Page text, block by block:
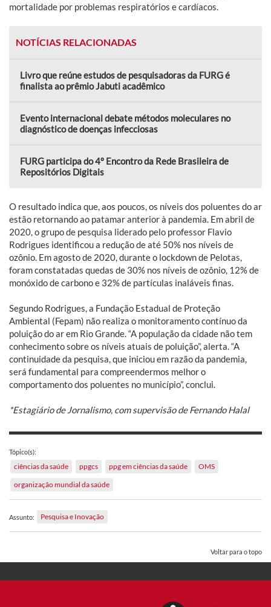
mortalidade por problemas respiratórios e cardíacos.
NOTÍCIAS RELACIONADAS
Livro que reúne estudos de pesquisadoras da FURG é
finalista ao prêmio Jabuti acadêmico
Evento internacional debate métodos moleculares no
diagnóstico de doenças infecciosas
FURG participa do 4º Encontro da Rede Brasileira de
Repositórios Digitais
O resultado indica que, aos poucos, os níveis dos poluentes do ar
estão retornando ao patamar anterior à pandemia. Em abril de
2020, o grupo de pesquisa liderado pelo professor Flavio
Rodrigues identificou a redução de até 50% nos níveis de
ozônio. Em agosto de 2020, durante o lockdown de Pelotas,
foram constatadas quedas de 30% nos níveis de ozônio, 12% de
monóxido de carbono e 32% de partículas inaláveis finas.
Segundo Rodrigues, a Fundação Estadual de Proteção
Ambiental (Fepam) não realiza o monitoramento contínuo da
poluição do ar em Rio Grande. “A população da cidade não tem
conhecimento sobre os níveis atuais de poluição”, alerta. “A
continuidade da pesquisa, que iniciou em razão da pandemia,
será fundamental para compreendermos melhor o
comportamento dos poluentes no município”, conclui.
*Estagiário de Jornalismo, com supervisão de Fernando Halal
Tópico(s):
ciências da saúde ppgcs ppg em ciências da saúde
OMS
organização mundial da saúde
Assunto: Pesquisa e Inovação
Voltar para o topo